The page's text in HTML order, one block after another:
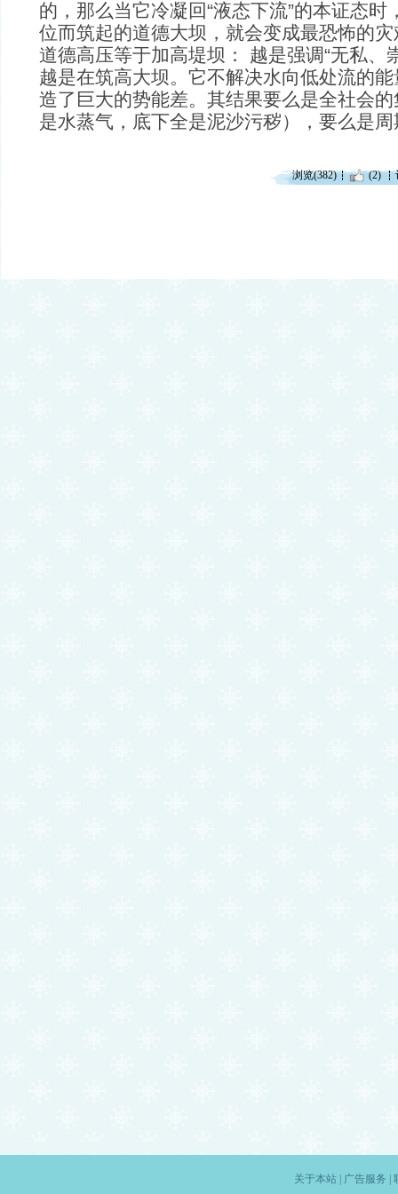
的，那么当它冷凝回“液态下流”的本证态时
位而筑起的道德大坝，就会变成最恐怖的灾
道德高压等于加高堤坝： 越是强调“无私、
越是在筑高大坝。它不解决水向低处流的
造了巨大的势能差。其结果要么是全社会
是水蒸气，底下全是泥沙污秽），要么是
浏览(382) (2)
关于本站| 广告服务